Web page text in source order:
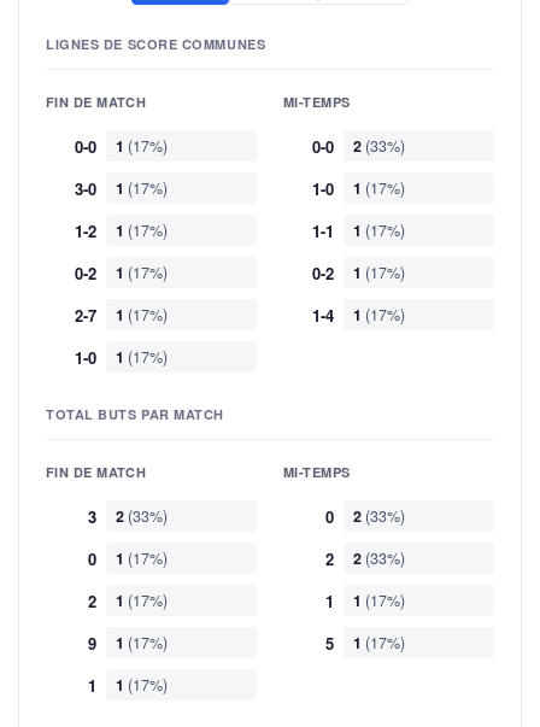
LIGNES DE SCORE COMMUNES
FIN DE MATCH
0-0 1 (17%)
3-0 1 (17%)
1-2 1 (17%)
0-2 1 (17%)
2-7 1 (17%)
1-0 1 (17%)
MI-TEMPS
0-0 2 (33%)
1-0 1 (17%)
1-1 1 (17%)
0-2 1 (17%)
1-4 1 (17%)
TOTAL BUTS PAR MATCH
FIN DE MATCH
3 2 (33%)
0 1 (17%)
2 1 (17%)
9 1 (17%)
1 1 (17%)
MI-TEMPS
0 2 (33%)
2 2 (33%)
1 1 (17%)
5 1 (17%)